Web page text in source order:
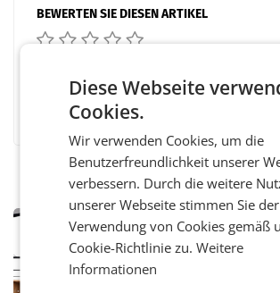
BEWERTEN SIE DIESEN ARTIKEL
Pilnacek-U-Ausschuss
fordert sensible
WIEN Der Presserat
Diese Webseite
Cookies.
Wir verwenden Cookies, um die
Benutzerfreundlichkeit unserer
verbessern. Durch die weitere
unserer Webseite stimmen Sie der
Verwendung von Cookies gemäß
Cookie-Richtlinie zu.Weitere
Informationen